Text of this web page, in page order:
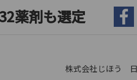
薬剤も選定
株式会社じほう